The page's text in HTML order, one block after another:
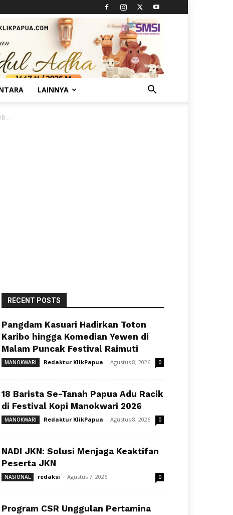
LAINNYA
RECENT POSTS
Pangdam Kasuari Hadirkan Toton
Karibo hingga Komedian Yewen di
Malam Puncak Festival Raimuti
MANOKWARI Redaktur KlikPapua - Agustus 8, 2026 0
18 Barista Se-Tanah Papua Adu Racik
di Festival Kopi Manokwari 2026
MANOKWARI Redaktur KlikPapua - Agustus 8, 2026 0
NADI JKN: Solusi Menjaga Keaktifan
Peserta JKN
NASIONAL redaksi - Agustus 7, 2026 0
Program CSR Unggulan Pertamina